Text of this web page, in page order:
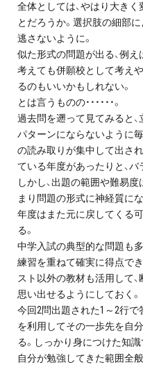
全体としては、やはり大き
とだろうか。選択肢の細部
逃さないように。
似た形式の問題が出る、例
考えても併願校として考え
るのもいいかもしれない。
とは言うものの・・・・・・。
過去問を遡って見てみると
パターンにならないように
の読み取りが集中して出さ
ている年度があったりと、バ
しかし、出題の範囲や難易
まり問題の形式に神経質に
年度はまた元に戻してくる
る。
中学入試の典型的な問題も
練習を重ねて確実に得点で
スト以外の教材も活用して
思い出せるようにしておく。
今回2問出題された1～2行で
を利用してその一歩先を自
る。しっかり身につけた知
自分が勉強してきた範囲全